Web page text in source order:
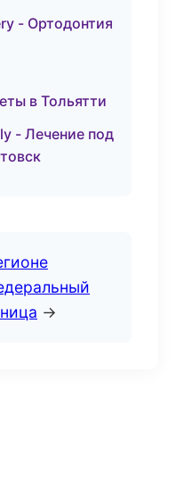
- Ортодонтия
в Тольятти
- Лечение под
→